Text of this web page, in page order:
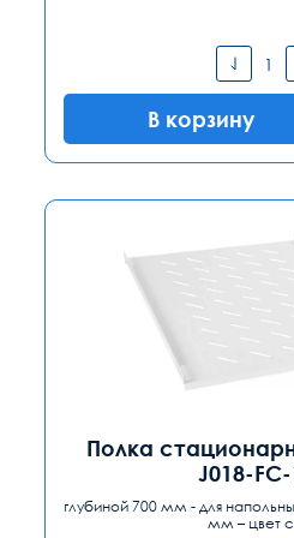
В корзину
Полка
J018-
глубиной 700 мм - для
мм – цвет